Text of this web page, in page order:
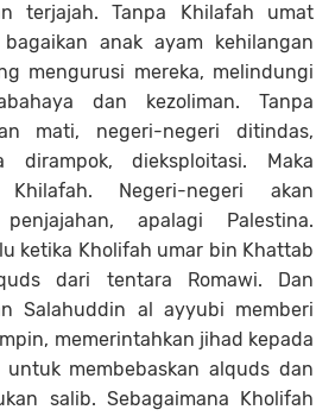
terjajah. Tanpa Khilafah umat
anak ayam kehilangan
mengurusi mereka, melindungi
dan kezoliman. Tanpa
mati, negeri-negeri ditindas,
dirampok, dieksploitasi. Maka
Negeri-negeri akan
apalagi Palestina.
ketika Kholifah umar bin Khattab
dari tentara Romawi. Dan
Salahuddin al ayyubi memberi
memerintahkan jihad kepada
membebaskan alquds dan
salib. Sebagaimana Kholifah